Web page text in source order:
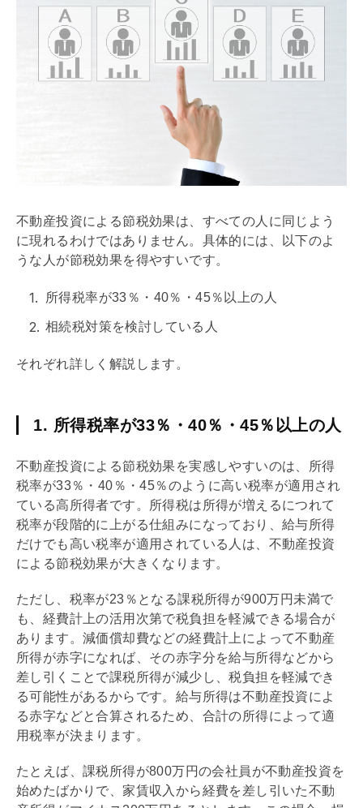
不動産投資による節税効果は、すべての人に同じよう
に現れるわけではありません。具体的には、以下のよ
うな人が節税効果を得やすいです。
所得税率が33％・40％・45％以上の人
相続税対策を検討している人
それぞれ詳しく解説します。
1. 所得税率が33％・40％・45％以上の人
不動産投資による節税効果を実感しやすいのは、所得
税率が33％・40％・45％のように高い税率が適用され
ている高所得者です。所得税は所得が増えるにつれて
税率が段階的に上がる仕組みになっており、給与所得
だけでも高い税率が適用されている人は、不動産投資
による節税効果が大きくなります。
ただし、税率が23％となる課税所得が900万円未満で
も、経費計上の活用次第で税負担を軽減できる場合が
あります。 減価償却費などの経費計上によって不動産
所得が赤字になれば、その赤字分を給与所得などから
差し引くことで課税所得が減少し、税負担を軽減でき
る可能性があるからです。給与所得は不動産投資によ
る赤字などと合算されるため、合計の所得によって適
用税率が決まります。
たとえば、課税所得が800万円の会社員が不動産投資を
始めたばかりで、家賃収入から経費を差し引いた不動